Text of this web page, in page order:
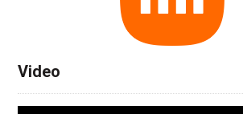
Video